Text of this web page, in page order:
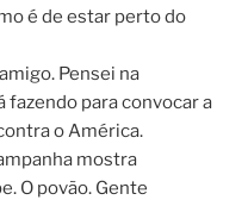
é de estar perto do
Pensei na
fazendo para convocar a
o América.
mostra
O povão. Gente